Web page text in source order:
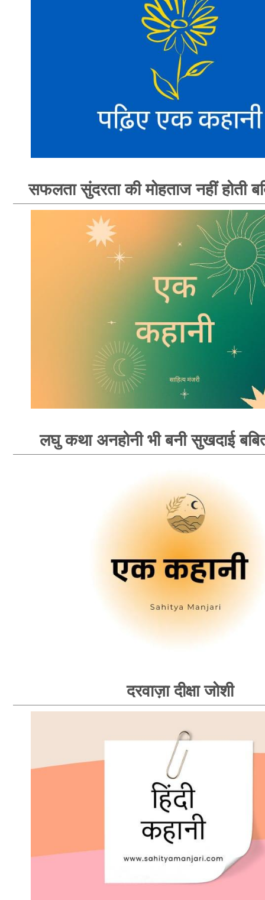
सफलता सुंदरता की मोहताज नहीं होती
लघु कथा अनहोनी भी बनी सुखदाई
दरवाज़ा दीक्षा जोशी